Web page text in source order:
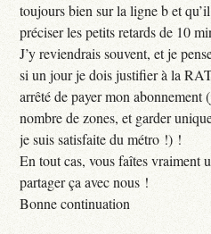
toujours bien sur la ligne b et qu’il
préciser les petits retards de 10
J’y reviendrais souvent, et je
si un jour je dois justifier à la
arrêté de payer mon
nombre de zones, et garder
je suis satisfaite du métro !) !
En tout cas, vous faîtes vraiment
partager ça avec nous !
Bonne continuation